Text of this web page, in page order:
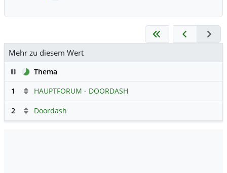
Mehr zu diesem Wert
PauseThema
1
HAUPTFORUM - DOORDASH
2 Doordash